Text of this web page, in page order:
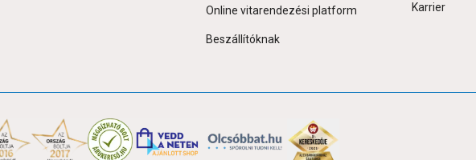
Online vitarendezési platform
Beszállítóknak
Karrier